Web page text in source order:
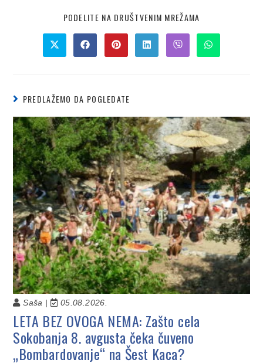
PODELITE NA DRUŠTVENIM MREŽAMA
PREDLAŽEMO DA POGLEDATE
Saša | 05.08.2026.
LETA BEZ OVOGA NEMA: Zašto cela
Sokobanja 8. avgusta čeka čuveno
„Bombardovanje“ na Šest Kaca?